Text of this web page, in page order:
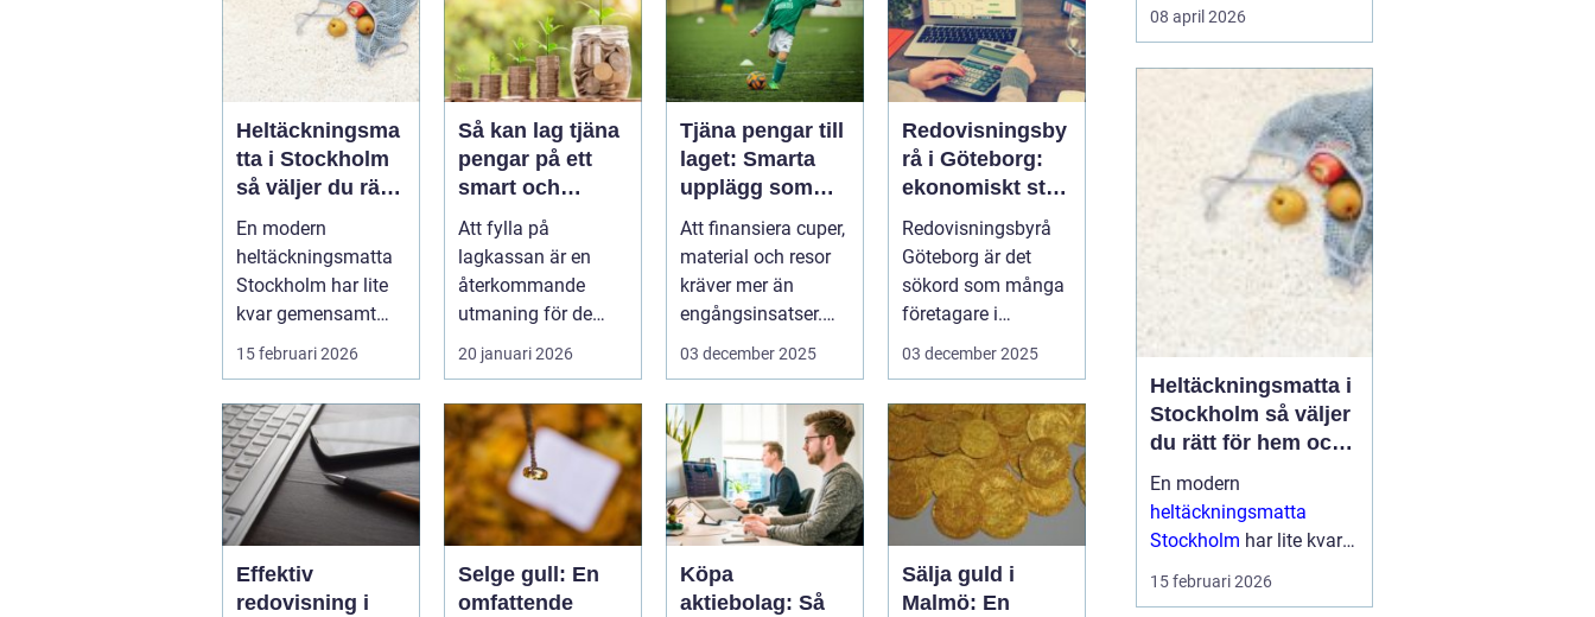
Heltäckningsma
tta i Stockholm
så väljer du rätt
för hem och
kontor
En modern
heltäckningsmatta
Stockholm har lite
kvar gemensamt
med de platta, trista
15 februari 2026
Så kan lag tjäna
pengar på ett
smart och
hållbart sätt
Att fylla på
lagkassan är en
återkommande
utmaning för de
flesta idrottslag.
Nya matchställ,
cuper, ...
20 januari 2026
Tjäna pengar till
laget: Smarta
upplägg som
håller i längden
Att finansiera cuper,
material och resor
kräver mer än
engångsinsatser.
Många ...
03 december 2025
Redovisningsby
rå i Göteborg:
ekonomiskt stöd
för ditt företag
Redovisningsbyrå
Göteborg är det
sökord som många
företagare i
G&oum...
03 december 2025
Effektiv
redovisning i
Selge gull: En
omfattende
Köpa
aktiebolag: Så
Sälja guld i
Malmö: En
renodlad tech.
miljö där teknik, affär
och reglering möts och
ofta krockar.
Tillväxttakten är hög,
regelverken skärps och
konkurrens...
08 april 2026
Heltäckningsmatta i
Stockholm så väljer
du rätt för hem och
kontor
En modern
heltäckningsmatta
Stockholm har lite kvar
gemensamt med de
15 februari 2026